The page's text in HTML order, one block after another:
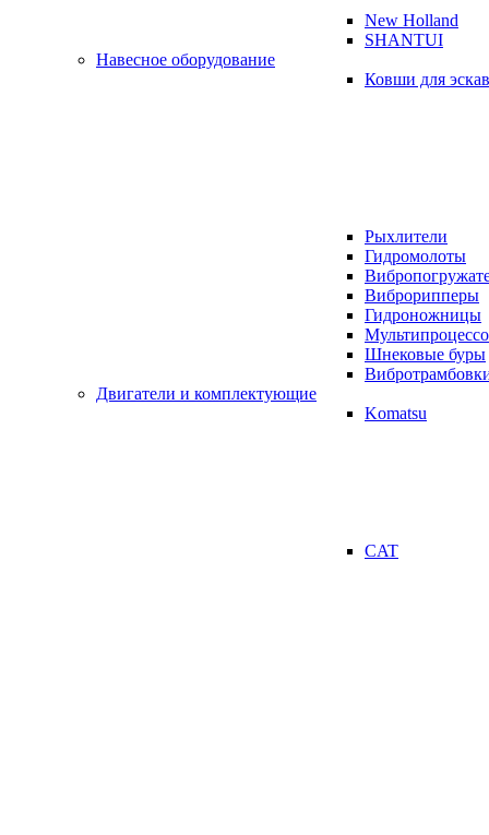
New Holland
SHANTUI
Навесное оборудование
Ковши для
Рыхлители
Гидромолоты
Виброрипперы
Гидроножницы
Шнековые буры
Двигатели и комплектующие
Komatsu
CAT